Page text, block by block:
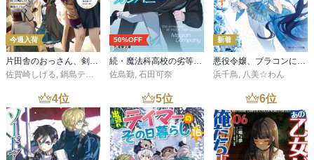
今週入荷
片田舎のおっさん、剣聖になる 11 ～ただの田舎の剣術師範だったのに、大成した弟子たちが俺を放ってくれない件～
佐賀崎しげる, 鍋島テツヒロ
50%OFF
続・魔法科高校の劣等生 メイジアン・カンパニー(11)
佐島勤, 石田可奈
新着
悪役令嬢、ブラコンにジョブチェンジします９【電子特典付き】
浜千鳥, 八美☆わん
4位 5位 6位